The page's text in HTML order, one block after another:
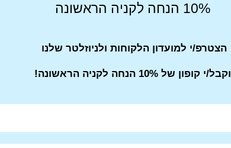
10% הנחה לקניה הראשונה
הצטרפ/י למועדון הלקוחות ולניוזלטר שלנו
וקבל/י קופון של 10% הנחה לקניה הראשונה!